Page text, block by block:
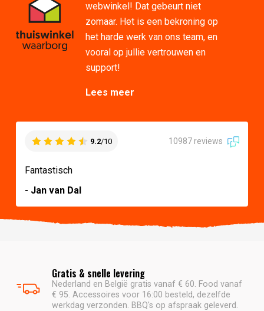
webwinkel! Dat gebeurt niet
zomaar. Het is een bekroning op
het harde werk van ons team, en
vooral op jullie vertrouwen en
support!
Lees meer
9.2/10 10987 reviews
Fantastisch
- Jan van Dal
Gratis & snelle levering
Nederland en België gratis vanaf € 60. Food vanaf
€ 95. Accessoires voor 16:00 besteld, dezelfde
werkdag verzonden. BBQ's op afspraak geleverd.